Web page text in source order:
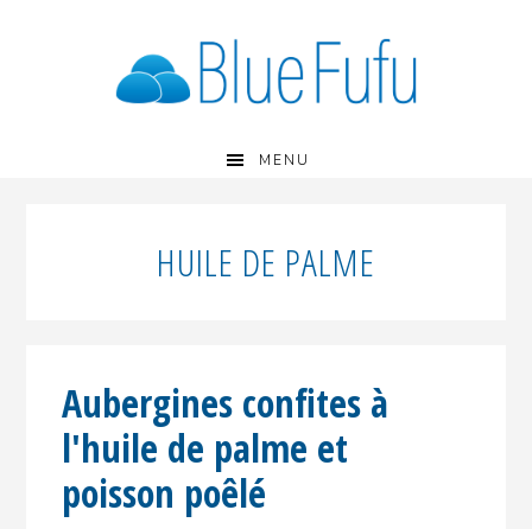
MENU
HUILE DE PALME
Aubergines confites à
l'huile de palme et
poisson poêlé